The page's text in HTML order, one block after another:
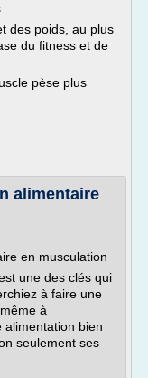
des poids, au plus
du fitness et de
pèse plus
alimentaire
en musculation
une des clés qui
à faire une
à
alimentation bien
seulement ses